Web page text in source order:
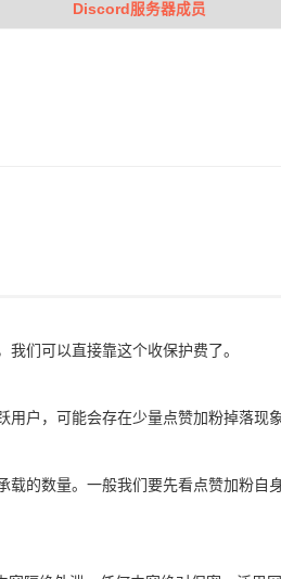
Discord服务器成员
们可以直接靠这个收保护费了。
户，可能会存在少量点赞加粉掉落现
的数量。一般我们要先看点赞加粉